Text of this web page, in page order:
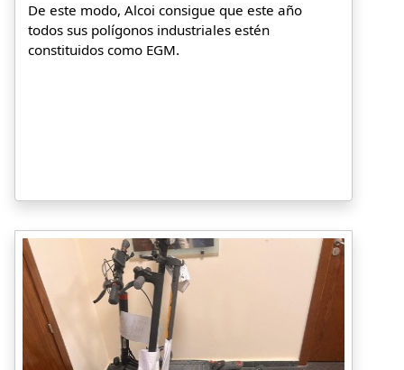
De este modo, Alcoi consigue que este año
todos sus polígonos industriales estén
constituidos como EGM.